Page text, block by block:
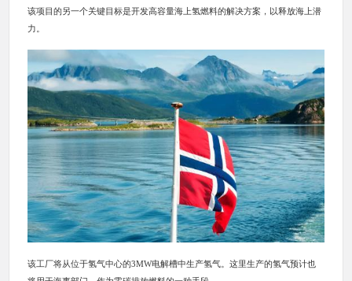
该项目的另一个关键目标是开发高容量海上氢燃料的解决方案，以释放海上潜
力。
该工厂将从位于氢气中心的3MW电解槽中生产氢气。这里生产的氢气预计也